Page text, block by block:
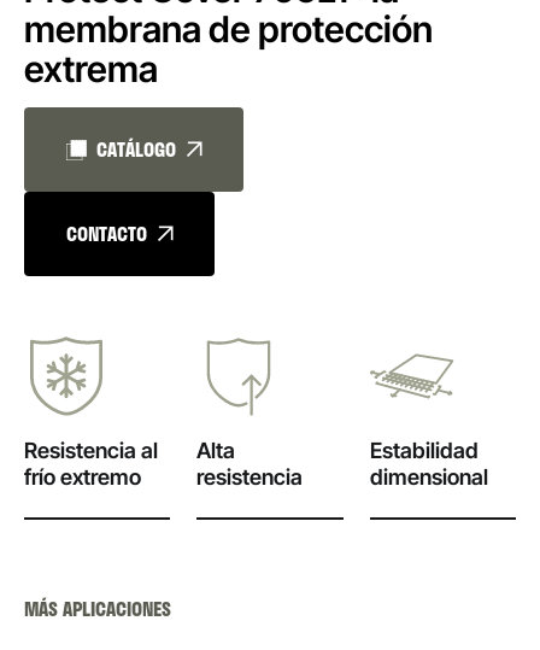
membrana de protección
extrema
CATÁLOGO
CONTACTO
Resistencia al
frío extremo
Alta
resistencia
Estabilidad
dimensional
MÁS APLICACIONES